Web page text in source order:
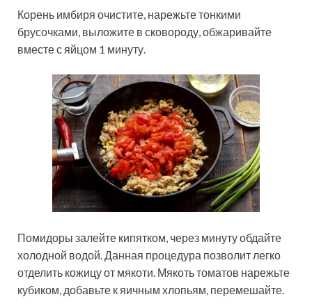
Корень имбиря очистите, нарежьте тонкими
брусочками, выложите в сковороду, обжаривайте
вместе с яйцом 1 минуту.
Помидоры залейте кипятком, через минуту обдайте
холодной водой. Данная процедура позволит легко
отделить кожицу от мякоти. Мякоть томатов нарежьте
кубиком, добавьте к яичным хлопьям, перемешайте.